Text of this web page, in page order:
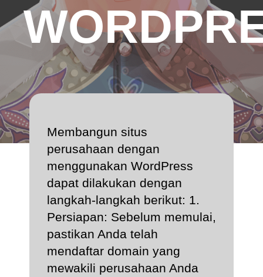
Membangun situs
perusahaan dengan
menggunakan WordPress
dapat dilakukan dengan
langkah-langkah berikut: 1.
Persiapan: Sebelum memulai,
pastikan Anda telah
mendaftar domain yang
mewakili perusahaan Anda